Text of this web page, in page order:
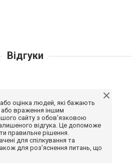
Відгуки
оцінка людей, які бажають
враження іншим
сайту з обов'язковою
відгука. Це допоможе
правильне рішення.
для спілкування та
для роз'яснення питань, що